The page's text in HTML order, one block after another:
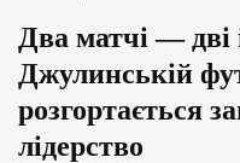
Два матчі — дві
Джулинській
розгортається
лідерство